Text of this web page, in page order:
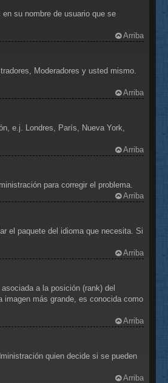
su nombre de usuario que se
Arriba
Moderadores y usted mismo.
Arriba
e.j. Londres, París, Nueva York,
Arriba
para corregir el problema.
Arriba
el paquete del idioma que necesita. Si
Arriba
a la posición (rank) del
imagen más grande, es conocida como
Arriba
quien decide si se pueden
Arriba